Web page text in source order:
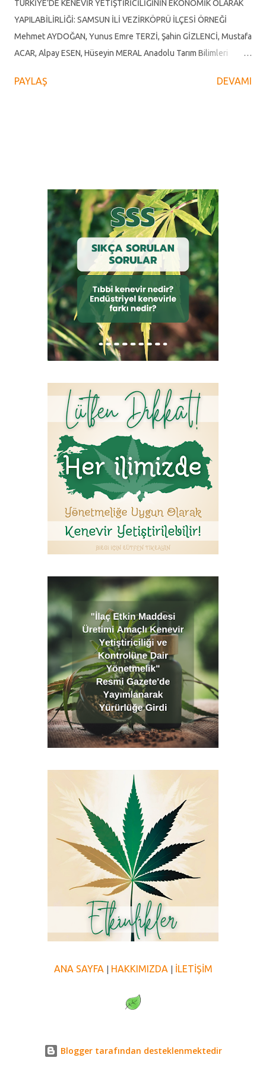
taksonomik olarak b...
TÜRKİYE’DE KENEVİR YETİŞTİRİCİLİĞİNİN EKONOMİK OLARAK
YAPILABİLİRLİĞİ: SAMSUN İLİ VEZİRKÖPRÜ İLÇESİ ÖRNEĞİ
Mehmet AYDOĞAN, Yunus Emre TERZİ, Şahin GİZLENCİ, Mustafa
ACAR, Alpay ESEN, Hüseyin MERAL Anadolu Tarım Bilimleri
Makalesi ÖZ Bu çalışma endüstriyel kenevir yetiştiriciliğinin
ayrılmış ve birim alandan elde ettikleri kâr açısından
karşılaştırılmıştır. Dünya ve Türkiye kenevir ekim alanları ile
ithalatındaki gelecek dönemli öngörülerin yapılmasında çift üstel
düzeltme yönteminden yararlanılmıştır. Araştırmada, Vezirköprü
ilçesinde kenevir tarımının; aynı bitkid...
PAYLAŞ DEVAMI
ANA SAYFA HAKKIMIZDA İLETİŞİM
Blogger tarafından desteklenmektedir